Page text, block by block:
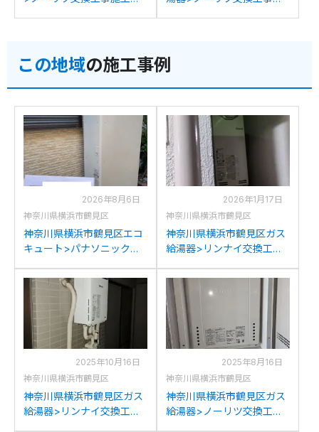
への交換
の交換
この地域の施工事例
2026年8月6日
神奈川県横浜市鶴見区
神奈川県横浜市鶴見区エコ
キュート>パナソニック交
ックHE-37W3Qからパナソ
ニックHE-H37LQSへの交
換
2026年1月17日
神奈川県横浜市鶴見区
神奈川県横浜市鶴見区ガス
給湯器>リンナイ交換工事
VS2005SATからリンナイ
RUF-SA2005SAT-L(A)への
交換
2025年10月16日
神奈川県横浜市鶴見区
神奈川県横浜市鶴見区ガス
給湯器>リンナイ交換工事
2025年8月16日
神奈川県横浜市鶴見区
神奈川県横浜市鶴見区ガス
給湯器>ノーリツ交換工事